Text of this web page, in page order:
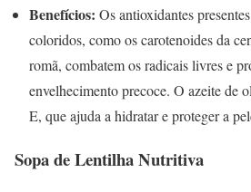
Benefícios: Os antioxidantes
coloridos, como os carotenoides da
romã, combatem os radicais livres e
envelhecimento precoce. O azeite de
E, que ajuda a hidratar e proteger a
Sopa de Lentilha Nutritiva